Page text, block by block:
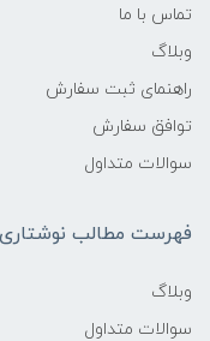
تماس با ما
وبلاگ
راهنمای ثبت سفارش
توافق سفارش
سوالات متداول
فهرست مطالب نوشتاری
وبلاگ
سوالات متداول